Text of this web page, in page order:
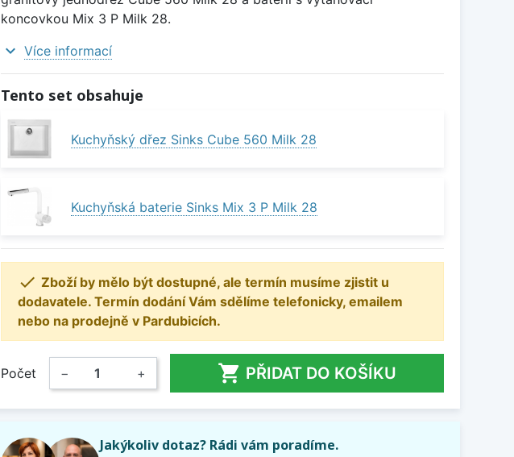
koncovkou Mix 3 P Milk 28.
expand_more Více informací
Tento set obsahuje
Kuchyňský dřez Sinks Cube 560 Milk 28
Kuchyňská baterie Sinks Mix 3 P Milk 28
 Zboží by mělo být dostupné, ale termín musíme zjistit u
dodavatele. Termín dodání Vám sdělíme telefonicky, emailem
nebo na prodejně v Pardubicích.
Počet − +  PŘIDAT DO KOŠÍKU
Jakýkoliv dotaz? Rádi vám poradíme.